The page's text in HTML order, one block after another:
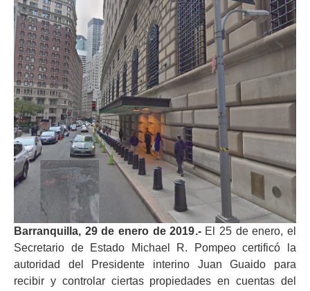
Barranquilla, 29 de enero de 2019.-El 25 de enero, el
Secretario de Estado Michael R. Pompeo certificó la
autoridad del Presidente interino Juan Guaido para
recibir y controlar ciertas propiedades en cuentas del